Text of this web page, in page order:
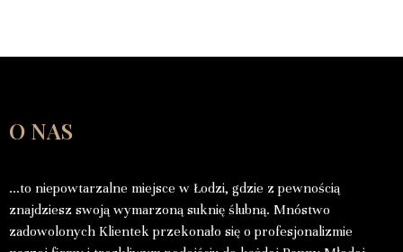
O NAS
…to niepowtarzalne miejsce w Łodzi, gdzie z pewnością
znajdziesz swoją wymarzoną suknię ślubną. Mnóstwo
zadowolonych Klientek przekonało się o profesjonalizmie